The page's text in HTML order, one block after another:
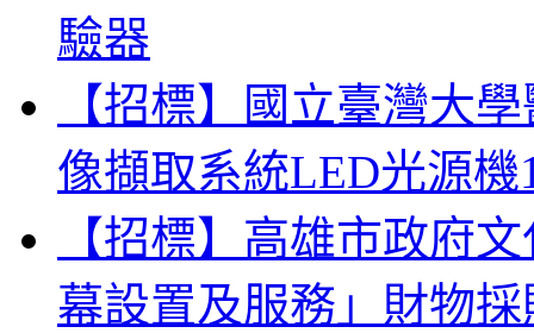
驗器
【招標】國立臺灣大
像擷取系統LED光源機
【招標】高雄市政府
幕設置及服務」財物採